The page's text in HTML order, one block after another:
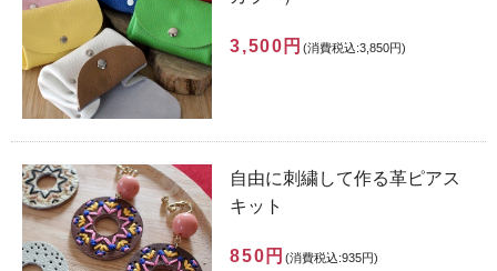
3,500円 (消費税込:3,850円)
自由に刺繍して作る革ピアス
キット
850円 (消費税込:935円)